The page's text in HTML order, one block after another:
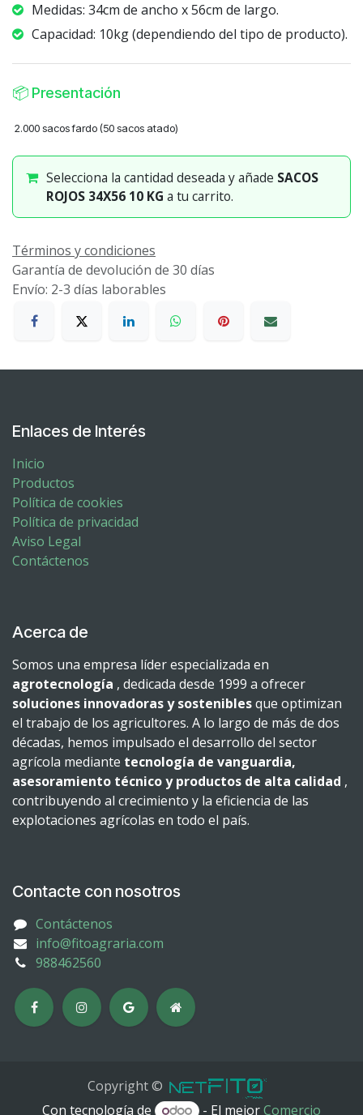
Medidas: 34cm de ancho x 56cm de largo.
Capacidad: 10kg (dependiendo del tipo de producto).
📦 Presentación
2.000 sacos fardo (50 sacos atado)
Selecciona la cantidad deseada y añade SACOS
ROJOS 34X56 10 KG a tu carrito.
Términos y condiciones
Garantía de devolución de 30 días
Envío: 2-3 días laborables
Enlaces de Interés
Inicio
Productos
Política de cookies
Política de privacidad
Aviso Legal
Contáctenos
Acerca de
Somos una empresa líder especializada en
agrotecnología , dedicada desde 1999 a ofrecer
soluciones innovadoras y sosteniblesque optimizan
el trabajo de los agricultores. A lo largo de más de dos
décadas, hemos impulsado el desarrollo del sector
agrícola mediante tecnología de vanguardia,
asesoramiento técnico y productos de alta calidad ,
contribuyendo al crecimiento y la eficiencia de las
explotaciones agrícolas en todo el país.
Contacte con nosotros
Contáctenos
info@fitoagraria.com
988462560
Copyright ©
Con tecnología de
- El mejorComercio